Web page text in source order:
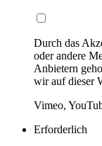
Durch das
oder andere
Anbietern
wir auf dieser
Vimeo,
Erforderlich